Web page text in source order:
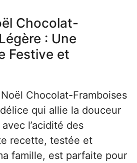
Chocolat-
: Une
Festive et
Chocolat-Framboises
qui allie la douceur
l’acidité des
recette, testée et
famille, est parfaite pour